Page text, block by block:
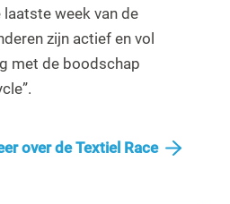
week van de
zijn actief en vol
met de boodschap
.
over de Textiel Race